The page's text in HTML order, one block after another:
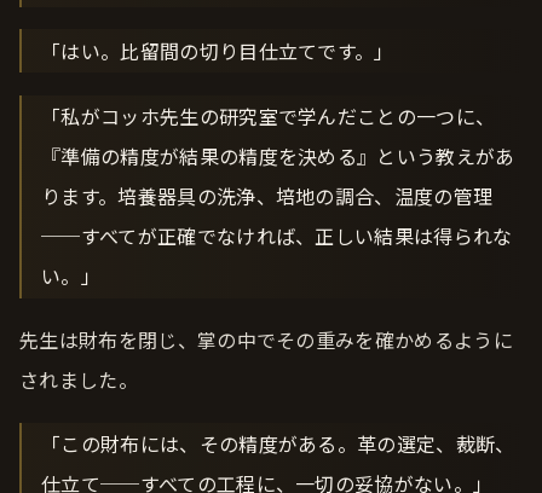
「はい。比留間の切り目仕立てです。」
「私がコッホ先生の研究室で学んだことの一つに、
『準備の精度が結果の精度を決める』という教えがあ
ります。培養器具の洗浄、培地の調合、温度の管理
──すべてが正確でなければ、正しい結果は得られな
い。」
先生は財布を閉じ、掌の中でその重みを確かめるように
されました。
「この財布には、その精度がある。革の選定、裁断、
仕立て──すべての工程に、一切の妥協がない。」